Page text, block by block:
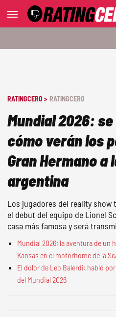
RATINGCERO > RATINGCERO
Mundial 2026:
cómo verán los
Gran Hermano a
argentina
Los jugadores del reality
el debut del equipo de Lionel
casa más famosa y será
Mundial 2026: la aventura de un
Kansas en el motorhome de la
El dolor de Leo Balerdi: habló
del Mundial 2026